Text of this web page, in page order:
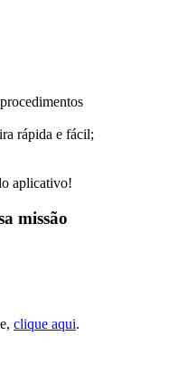
rápida e fácil;
aplicativo!
missão
clique aqui.